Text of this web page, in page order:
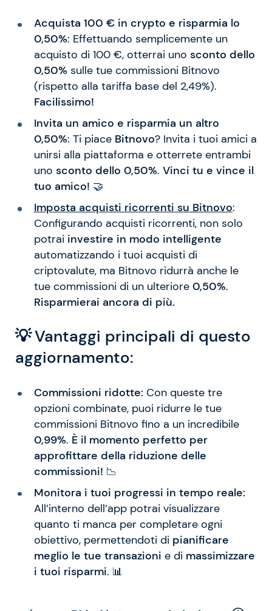
Acquista 100 € in crypto e risparmia lo
0,50%: Effettuando semplicemente un
acquisto di 100 €, otterrai uno sconto dello
0,50% sulle tue commissioni Bitnovo
(rispetto alla tariffa base del 2,49%).
Facilissimo!
Invita un amico e risparmia un altro
0,50%: Ti piace Bitnovo? Invita i tuoi amici a
unirsi alla piattaforma e otterrete entrambi
uno sconto dello 0,50%. Vinci tu e vince il
tuo amico! 🤝
Imposta acquisti ricorrenti su Bitnovo:
Configurando acquisti ricorrenti, non solo
potrai investire in modo intelligente
automatizzando i tuoi acquisti di
criptovalute, ma Bitnovo ridurrà anche le
tue commissioni di un ulteriore 0,50%.
Risparmierai ancora di più.
💡Vantaggi principali di questo
aggiornamento:
Commissioni ridotte: Con queste tre
opzioni combinate, puoi ridurre le tue
commissioni Bitnovo fino a un incredibile
0,99%. È il momento perfetto per
approfittare della riduzione delle
commissioni! 📉
Monitora i tuoi progressi in tempo reale:
All’interno dell’app potrai visualizzare
quanto ti manca per completare ogni
obiettivo, permettendoti di pianificare
meglio le tue transazioni e di massimizzare
i tuoi risparmi. 📊